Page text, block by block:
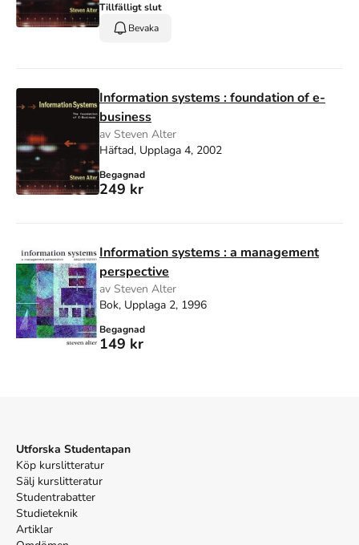
Tillfälligt slut
Bevaka
Information systems : foundation of e-
business
av Steven Alter
Häftad, Upplaga 4, 2002
Begagnad
249 kr
Information systems : a management
perspective
av Steven Alter
Bok, Upplaga 2, 1996
Begagnad
149 kr
Utforska Studentapan
Köp kurslitteratur
Sälj kurslitteratur
Studentrabatter
Studieteknik
Artiklar